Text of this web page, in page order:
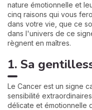
nature émotionnelle et
cinq raisons qui vous
dans votre vie, que ce
dans l'univers de ce
règnent en maîtres.
1. Sa
Le Cancer est un signe
sensibilité
délicate et émotionnelle